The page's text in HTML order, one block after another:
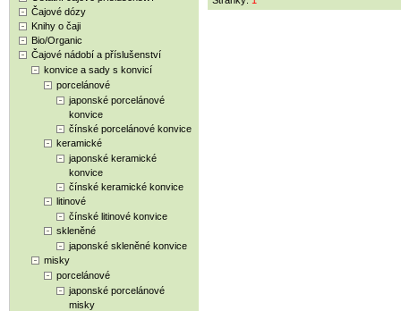
Čajové dózy
Knihy o čaji
Bio/Organic
Čajové nádobí a příslušenství
konvice a sady s konvicí
porcelánové
japonské porcelánové
konvice
čínské porcelánové konvice
keramické
japonské keramické
konvice
čínské keramické konvice
litinové
čínské litinové konvice
skleněné
japonské skleněné konvice
misky
porcelánové
japonské porcelánové
misky